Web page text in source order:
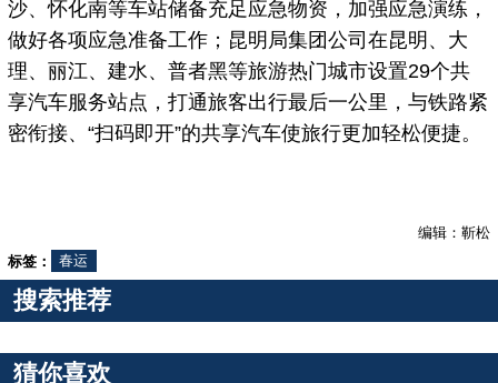
沙、怀化南等车站储备充足应急物资，加强应急演练，
做好各项应急准备工作；昆明局集团公司在昆明、大
理、丽江、建水、普者黑等旅游热门城市设置29个共
享汽车服务站点，打通旅客出行最后一公里，与铁路紧
密衔接、“扫码即开”的共享汽车使旅行更加轻松便捷。
编辑：靳松
标签：
春运
搜索推荐
猜你喜欢